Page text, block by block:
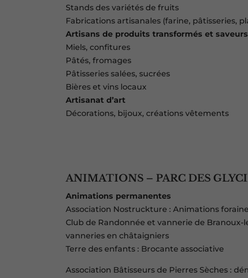
Stands des variétés de fruits
Fabrications artisanales (farine, pâtisseries,
Artisans de produits transformés et saveurs
Miels, confitures
Pâtés, fromages
Pâtisseries salées, sucrées
Bières et vins locaux
Artisanat d’art
Décorations, bijoux, créations vêtements
ANIMATIONS – PARC DES
Animations permanentes
Association Nostruckture : Animations
Club de Randonnée et vannerie de Branoux-
vanneries en châtaigniers
Terre des enfants : Brocante associative
Association Bâtisseurs de Pierres Sèches :